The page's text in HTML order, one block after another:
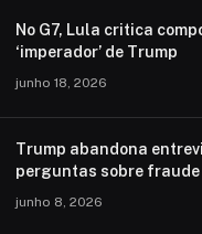
No G7, Lula critica
‘imperador’ de Trump
junho 18, 2026
Trump abandona
perguntas sobre fraude
junho 8, 2026